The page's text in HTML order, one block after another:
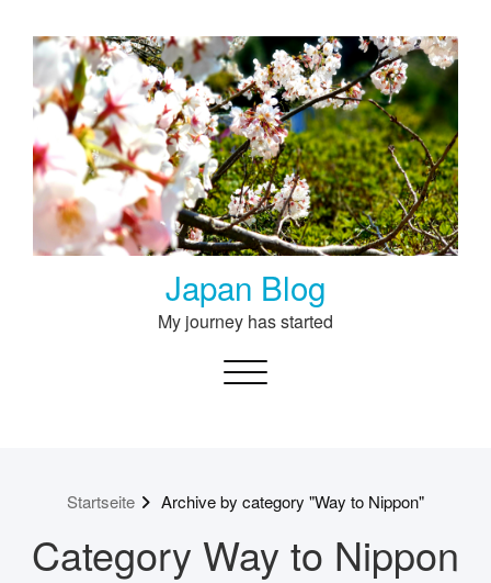
content
Japan Blog
My journey has started
Toggle navigation
Startseite Archive by category "Way to Nippon"
Category Way to Nippon